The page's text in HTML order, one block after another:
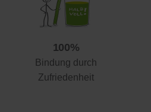
100%
Bindung durch
Zufriedenheit